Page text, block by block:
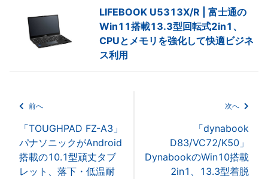
LIFEBOOK U5313X/R | 富士通の
Win11搭載13.3型回転式2in1、
CPUとメモリを強化して快適ビジネ
ス利用
前へ
「TOUGHPAD FZ-A3」
パナソニックがAndroid
搭載の10.1型頑丈タブ
レット、落下・低温耐
次へ
「dynabook
D83/VC72/K50」
DynabookのWin10搭載
2in1、13.3型着脱